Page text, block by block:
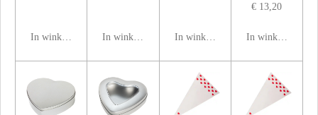
In winkelwagen In winkelwagen In winkelwagen
€ 13,20
In winkelwagen